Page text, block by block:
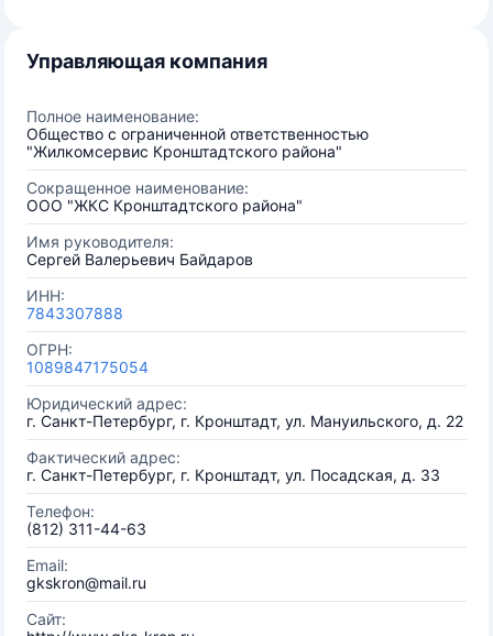
Управляющая компания
Полное наименование:
Общество с ограниченной ответственностью
"Жилкомсервис Кронштадтского района"
Сокращенное наименование:
ООО "ЖКС Кронштадтского района"
Имя руководителя:
Сергей Валерьевич Байдаров
ИНН:
7843307888
ОГРН:
1089847175054
Юридический адрес:
г. Санкт-Петербург, г. Кронштадт, ул. Мануильского, д. 22
Фактический адрес:
г. Санкт-Петербург, г. Кронштадт, ул. Посадская, д. 33
Телефон:
(812) 311-44-63
Email:
gkskron@mail.ru
Сайт: